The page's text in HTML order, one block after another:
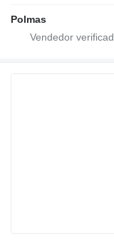
Polmas